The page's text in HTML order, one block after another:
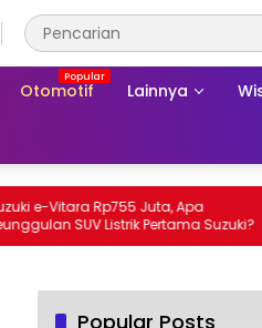
Otomotif Lainnya
e-Vitara Rp755 Juta, Apa
SUV Listrik Pertama Suzuki?
Popular Posts